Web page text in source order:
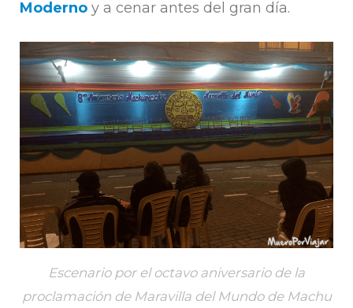
Moderno y a cenar antes del gran día.
Escenario por el octavo aniversario de la
proclamación de Maravilla del Mundo de Machu